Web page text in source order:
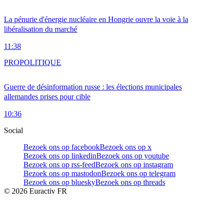
La pénurie d'énergie nucléaire en Hongrie ouvre la voie à la
libéralisation du marché
11:38
Guerre de désinformation russe : les élections municipales
allemandes prises pour cible
10:36
PROPOLITIQUE
Social
Bezoek ons op facebookBezoek ons op x
Bezoek ons op linkedinBezoek ons op youtube
Bezoek ons op rss-feedBezoek ons op instagram
Bezoek ons op mastodonBezoek ons op telegram
Bezoek ons op blueskyBezoek ons op threads
© 2026 Euractiv FR